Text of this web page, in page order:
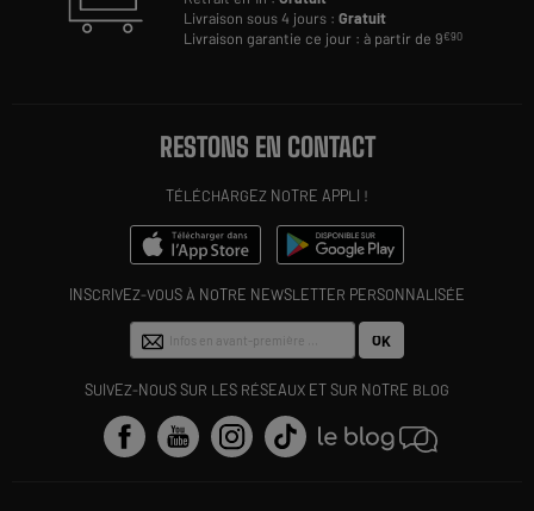
Livraison sous 4 jours :Gratuit
Livraison garantie ce jour : à partir de 9€90
RESTONS EN CONTACT
TÉLÉCHARGEZ NOTRE APPLI !
INSCRIVEZ-VOUS À NOTRE NEWSLETTER PERSONNALISÉE
OK
SUIVEZ-NOUS SUR LES RÉSEAUX ET SUR NOTRE BLOG